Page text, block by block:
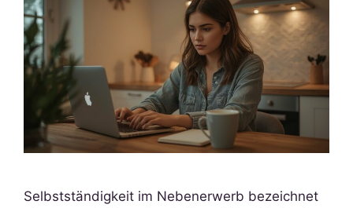
Selbstständigkeit im Nebenerwerb bezeichnet